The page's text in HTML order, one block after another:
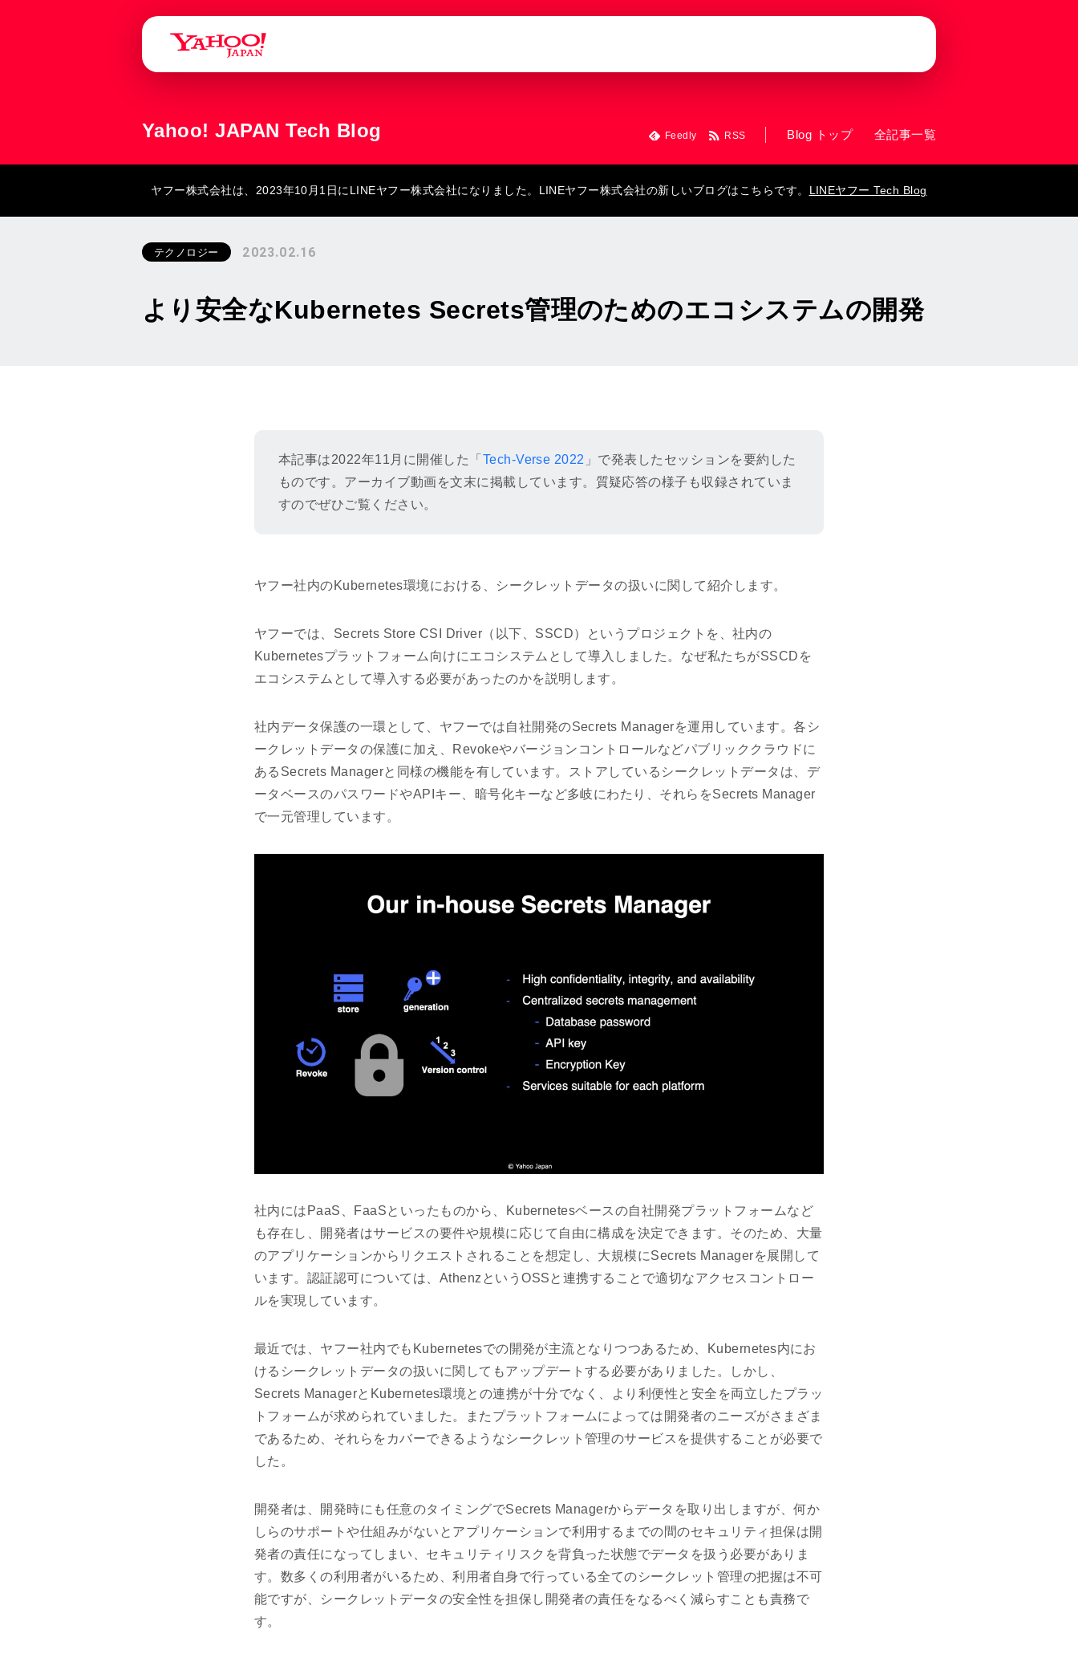
Yahoo! JAPAN Tech Blog Feedly RSS Blog トップ 全記事一覧
ヤフー株式会社は、2023年10月1日にLINEヤフー株式会社になりました。LINEヤフー株式会社の新しいブログはこちらです。 LINEヤフー Tech Blog
テクノロジー 2023.02.16
より安全なKubernetes Secrets管理のためのエコシステムの開発
本記事は2022年11月に開催した「 Tech-Verse 2022 」で発表したセッションを要約した
ものです。アーカイブ動画を文末に掲載しています。質疑応答の様子も収録されていま
すのでぜひご覧ください。
ヤフー社内のKubernetes環境における、シークレットデータの扱いに関して紹介します。
ヤフーでは、Secrets Store CSI Driver（以下、SSCD）というプロジェクトを、社内の
Kubernetesプラットフォーム向けにエコシステムとして導入しました。なぜ私たちがSSCDを
エコシステムとして導入する必要があったのかを説明します。
社内データ保護の一環として、ヤフーでは自社開発のSecrets Managerを運用しています。各シ
ークレットデータの保護に加え、Revokeやバージョンコントロールなどパブリッククラウドに
あるSecrets Managerと同様の機能を有しています。ストアしているシークレットデータは、デ
ータベースのパスワードやAPIキー、暗号化キーなど多岐にわたり、それらをSecrets Manager
で一元管理しています。
社内にはPaaS、FaaSといったものから、Kubernetesベースの自社開発プラットフォームなど
も存在し、開発者はサービスの要件や規模に応じて自由に構成を決定できます。そのため、大量
のアプリケーションからリクエストされることを想定し、大規模にSecrets Managerを展開して
います。認証認可については、AthenzというOSSと連携することで適切なアクセスコントロー
ルを実現しています。
最近では、ヤフー社内でもKubernetesでの開発が主流となりつつあるため、Kubernetes内にお
けるシークレットデータの扱いに関してもアップデートする必要がありました。しかし、
Secrets ManagerとKubernetes環境との連携が十分でなく、より利便性と安全を両立したプラッ
トフォームが求められていました。またプラットフォームによっては開発者のニーズがさまざま
であるため、それらをカバーできるようなシークレット管理のサービスを提供することが必要で
した。
開発者は、開発時にも任意のタイミングでSecrets Managerからデータを取り出しますが、何か
しらのサポートや仕組みがないとアプリケーションで利用するまでの間のセキュリティ担保は開
発者の責任になってしまい、セキュリティリスクを背負った状態でデータを扱う必要がありま
す。数多くの利用者がいるため、利用者自身で行っている全てのシークレット管理の把握は不可
能ですが、シークレットデータの安全性を担保し開発者の責任をなるべく減らすことも責務で
す。